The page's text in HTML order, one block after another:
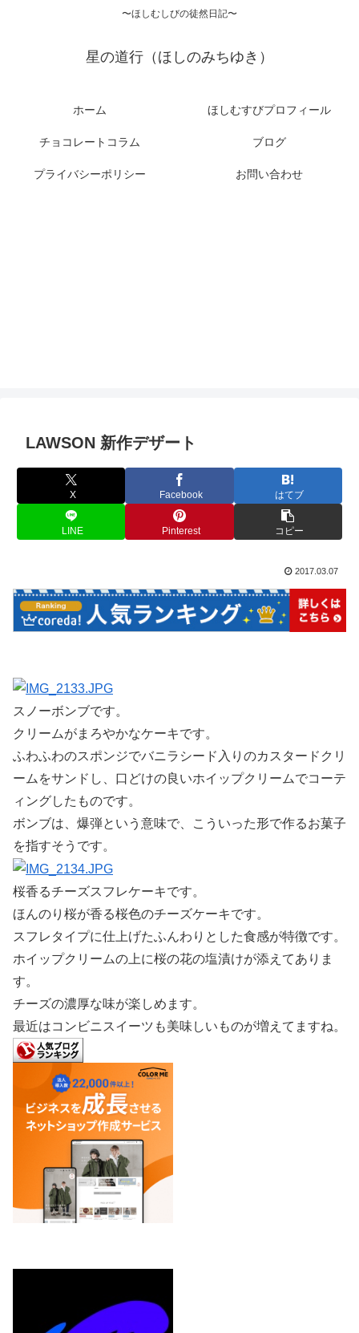
〜ほしむしびの徒然日記〜
星の道行（ほしのみちゆき）
ホーム ほしむすびプロフィール
チョコレートコラム ブログ
プライバシーポリシー お問い合わせ
LAWSON 新作デザート
X Facebook はてブ
LINE Pinterest コピー
2017.03.07
スノーボンブです。
クリームがまろやかなケーキです。
ふわふわのスポンジでバニラシード入りのカスタードクリ
ームをサンドし、口どけの良いホイップクリームでコーテ
ィングしたものです。
ボンブは、爆弾という意味で、こういった形で作るお菓子
を指すそうです。
桜香るチーズスフレケーキです。
ほんのり桜が香る桜色のチーズケーキです。
スフレタイプに仕上げたふんわりとした食感が特徴です。
ホイップクリームの上に桜の花の塩漬けが添えてありま
す。
チーズの濃厚な味が楽しめます。
最近はコンビニスイーツも美味しいものが増えてますね。